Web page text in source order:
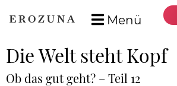
Menü
Die Welt steht Kopf
Ob das gut geht? – Teil 12